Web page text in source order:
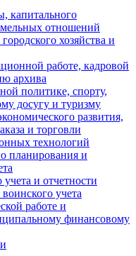
капитального
отношений
хозяйства и
работе, кадровой
архива
политике, спорту,
досугу и туризму
развития,
и торговли
технологий
планирования и
и отчетности
учета
работе и
финансовому